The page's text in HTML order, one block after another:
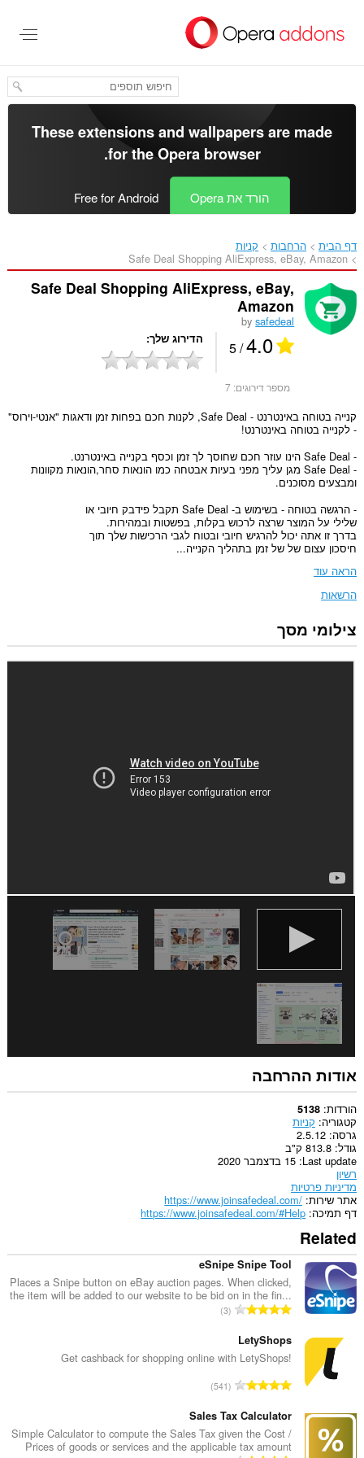
העיקרי
These extensions and wallpapers are made
for theOpera browser
.
הורד את Opera Free for Android
דף הבית הרחבות
קניות
Safe Deal Shopping AliExpress, eBay, Amazon‎
Safe Deal Shopping AliExpress, eBay,
Amazon
bysafedeal
4.0
/ 5 הדירוג שלך
מספר דירוגים: 7
קנייה בטוחה באינטרנט - Safe Deal, לקנות חכם בפחות זמן ודאגות "אנטי-וירוס"
- לקנייה בטוחה באינטרנט!
- Safe Deal הינו עוזר חכם שחוסך לך זמן וכסף בקנייה באינטרנט.
- Safe Deal מגן עליך מפני בעיות אבטחה כמו הונאות סחר,הונאות מקוונות
ומבצעים מסוכנים.
- הרגשה בטוחה - בשימוש ב- Safe Deal תקבל פידבק חיובי או
שלילי על המוצר שרצה לרכוש בקלות, בפשטות ובמהירות.
בדרך זו אתה יכול להרגיש חיובי ובטוח לגבי הרכישות שלך תוך
חיסכון עצום של של זמן בתהליך הקנייה...
הראה עוד
הרשאות
הרחבה
זו
צילומי מסך
אודות ההרחבה
הורדות 5138
קטגוריה קניות
גרסה 2.5.12
גודל 813.8 ק"ב
Last update 15 בדצמבר 2020
רשיון
מדיניות פרטיות
אתר שירות https://www.joinsafedeal.com/
דף תמיכה https://www.joinsafedeal.com/#Help
Related
eSnipe Snipe Tool
Places a Snipe button on eBay auction pages. When clicked,
the item will be added to our website to be bid on in the fin...
מ
ר
י
ו
ג
3
LetyShops
Get cashback for shopping online with LetyShops!
מ
פ
ר
ד
541
Sales Tax Calculator
Simple Calculator to compute the Sales Tax given the Cost /
Prices of goods or services and the applicable tax amount